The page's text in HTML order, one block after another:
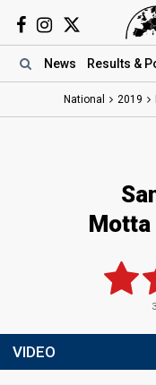
News Results &
National 2019
Motta
VIDEO